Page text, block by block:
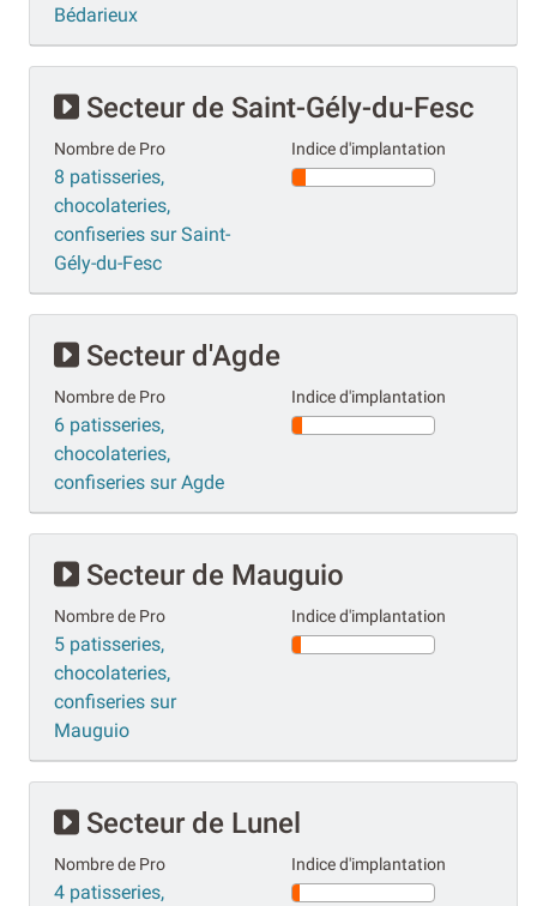
Bédarieux
Secteur de Saint-Gély-du-Fesc
Nombre de Pro
8 patisseries,
chocolateries,
confiseries sur Saint-
Gély-du-Fesc
Indice d'implantation
Secteur d'Agde
Nombre de Pro
6 patisseries,
chocolateries,
confiseries sur Agde
Indice d'implantation
Secteur de Mauguio
Nombre de Pro
5 patisseries,
chocolateries,
confiseries sur
Mauguio
Indice d'implantation
Secteur de Lunel
Nombre de Pro
4 patisseries,
Indice d'implantation